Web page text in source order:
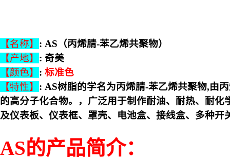
【名称】 : AS（丙烯腈-苯乙烯共聚物）
【产地】 : 奇美
【颜色】 : 标准色
【特性】 : AS树脂的学名为丙烯腈-苯乙烯共聚物,由
的高分子化合物。，广泛用于制作耐油、耐热、耐化
及仪表板、仪表框、罩壳、电池盒、接线盒、多种开
AS的产品简介：